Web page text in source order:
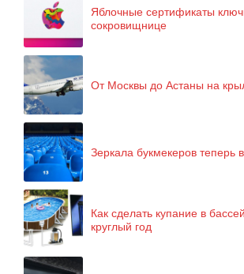
Яблочные сертификаты
сокровищнице
От Москвы до Астаны на
Зеркала букмекеров теперь
Как сделать купание в
круглый год